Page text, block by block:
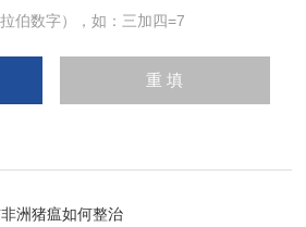
伯数字），如：三加四=7
洲猪瘟如何整治